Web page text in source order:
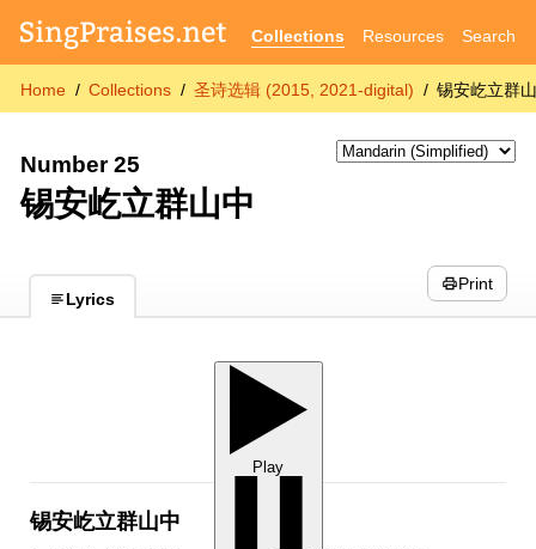
Collections Resources Search
Home Collections 圣诗选辑 (2015, 2021-digital) 锡安屹立群
Number 25
锡安屹立群山中
Lyrics
Print
Play
锡安屹立群山中